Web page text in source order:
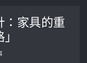
：家具的重